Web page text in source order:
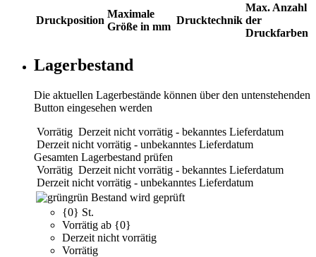
Druckposition
Maximale
Größe in mm
Drucktechnik
Max. Anzahl
der
Druckfarben
Lagerbestand
Die aktuellen Lagerbestände können über den untenstehenden
Button eingesehen werden
Vorrätig Derzeit nicht vorrätig - bekanntes Lieferdatum
Derzeit nicht vorrätig - unbekanntes Lieferdatum
Gesamten Lagerbestand prüfen
Vorrätig Derzeit nicht vorrätig - bekanntes Lieferdatum
Derzeit nicht vorrätig - unbekanntes Lieferdatum
grün Bestand wird geprüft
{0} St.
Vorrätig ab {0}
Derzeit nicht vorrätig
Vorrätig